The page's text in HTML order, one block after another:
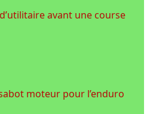
avant une course
moteur pour l’enduro